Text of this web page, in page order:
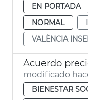
EN PORTADA
NORMAL
VALÈNCIA
Acuerdo
modificado
BIENESTAR